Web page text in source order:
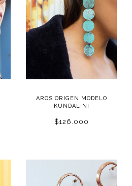
AROS ORIGEN MODELO
KUNDALINI
$126.000